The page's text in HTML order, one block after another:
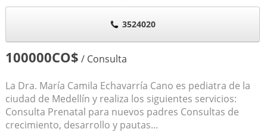
3524020
100000CO$ / Consulta
La Dra. María Camila Echavarría Cano es pediatra de la
ciudad de Medellín y realiza los siguientes servicios:
Consulta Prenatal para nuevos padres Consultas de
crecimiento, desarrollo y pautas...